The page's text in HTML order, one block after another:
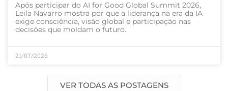
Após participar do AI for Good Global Summit 2026,
Leila Navarro mostra por que a liderança na era da IA
exige consciência, visão global e participação nas
decisões que moldam o futuro.
21/07/2026
VER TODAS AS POSTAGENS